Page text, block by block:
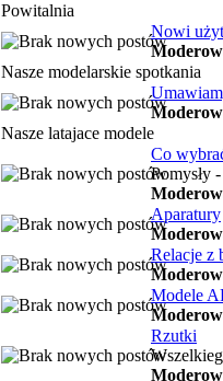
Powitalnia
Nowi
Nasze modelarskie spotkania
Nasze latajace modele
Co
Pomysły
Aparatury
Relacje z
Modele
Rzutki